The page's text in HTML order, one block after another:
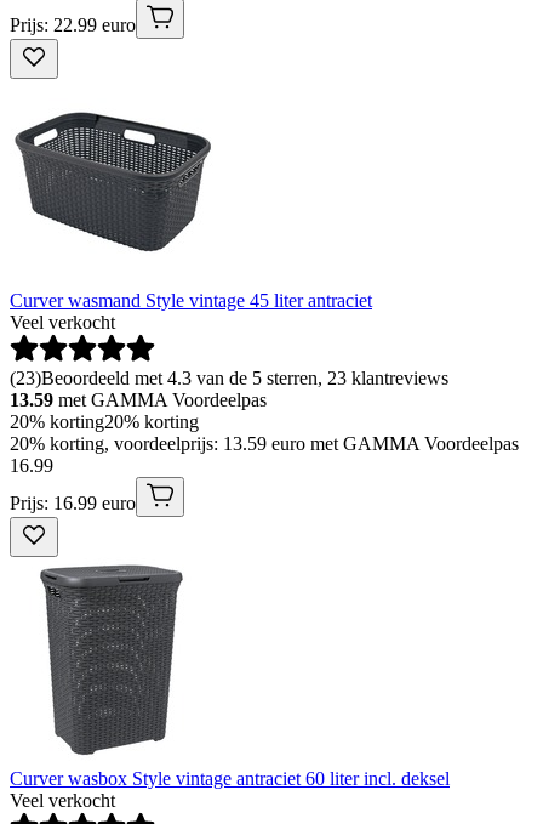
Prijs: 22.99 euro
Curver wasmand Style vintage 45 liter antraciet
Veel verkocht
(23)Beoordeeld met 4.3 van de 5 sterren, 23 klantreviews
13.59 met GAMMA Voordeelpas
20% korting20% korting
20% korting, voordeelprijs: 13.59 euro met GAMMA Voordeelpas
16.99
Prijs: 16.99 euro
Curver wasbox Style vintage antraciet 60 liter incl. deksel
Veel verkocht